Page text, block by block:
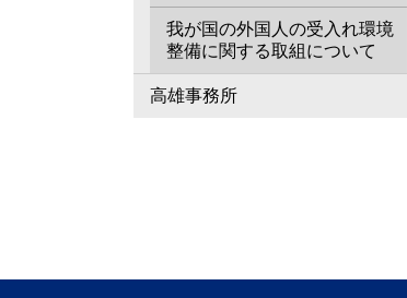
我が国の外国人の受入れ環境
整備に関する取組について
高雄事務所